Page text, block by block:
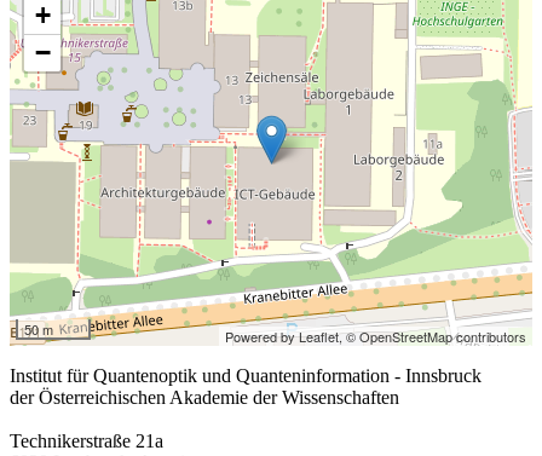
+
−
50 m Powered by Leaflet,© OpenStreetMap contributors
Institut für Quantenoptik und Quanteninformation - Innsbruck
der Österreichischen Akademie der Wissenschaften
Technikerstraße 21a